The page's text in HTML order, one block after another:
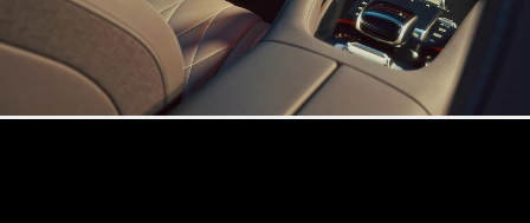
Konfigurator
Mercedes-
Benz Online
Showroom